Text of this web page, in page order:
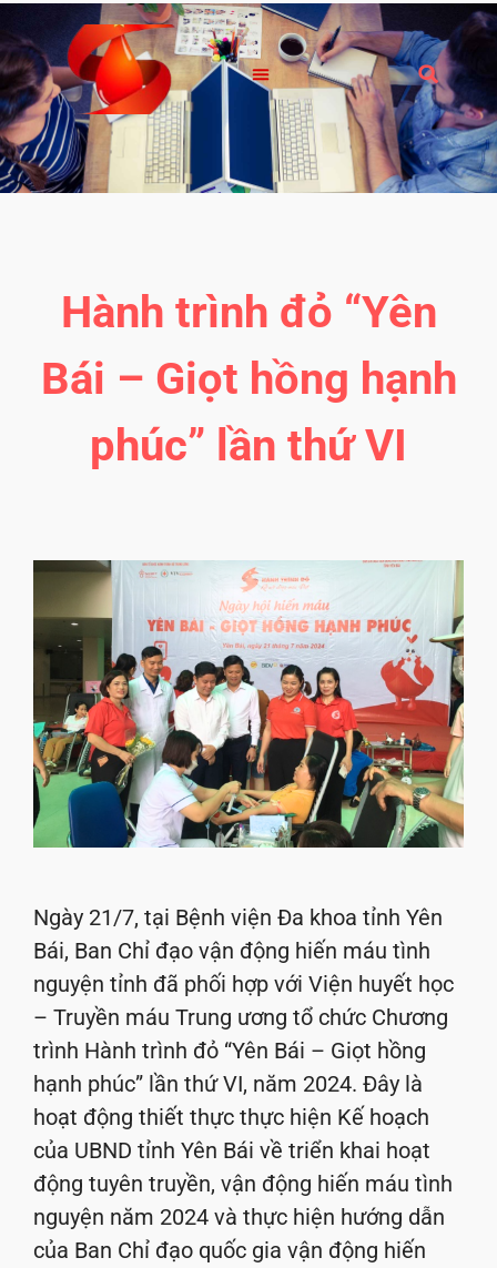
Hành trình đỏ “Yên
Bái – Giọt hồng hạnh
phúc” lần thứ VI
Ngày 21/7, tại Bệnh viện Đa khoa tỉnh Yên
Bái, Ban Chỉ đạo vận động hiến máu tình
nguyện tỉnh đã phối hợp với Viện huyết học
– Truyền máu Trung ương tổ chức Chương
trình Hành trình đỏ “Yên Bái – Giọt hồng
hạnh phúc” lần thứ VI, năm 2024. Đây là
hoạt động thiết thực thực hiện Kế hoạch
của UBND tỉnh Yên Bái về triển khai hoạt
động tuyên truyền, vận động hiến máu tình
nguyện năm 2024 và thực hiện hướng dẫn
của Ban Chỉ đạo quốc gia vận động hiến